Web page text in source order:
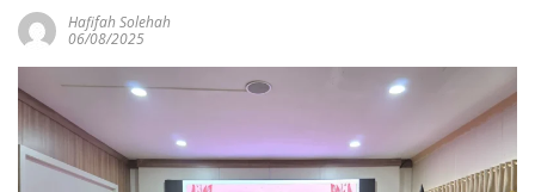
Hafifah Solehah
06/08/2025